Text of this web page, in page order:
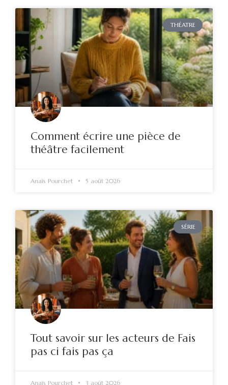
THÉATRE
Comment écrire une pièce de
théâtre facilement
Anaïs Pourchet 5 août 2026
SÉRIE
Tout savoir sur les acteurs de Fais
pas ci fais pas ça
Anaïs Pourchet 3 août 2026